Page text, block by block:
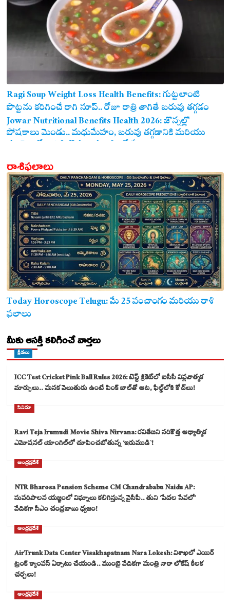
Ragi Soup Weight Loss Health Benefits: గుట్టలాంటి
పొట్టను కరిగించే రాగి సూప్.. రోజూ రాత్రి తాగితే బరువు తగ్గడం
ఖాయం!
Jowar Nutritional Benefits Health 2026: జొన్నల్లో
పోషకాలు మెండు.. మధుమేహం, బరువు తగ్గడానికి మరియు
గుండె ఆరోగ్యానికి జొన్న అన్నం ఎంతో మేలు!
రాశిఫలాలు
Today Horoscope Telugu: మే 25 పంచాంగం మరియు రాశి
ఫలాలు
మీకు ఆసక్తి కలిగించే వార్తలు
క్రీడలు
ICC Test Cricket Pink Ball Rules 2026: టెస్ట్ క్రికెట్‌లో ఐసీసీ విప్లవాత్మక
మార్పులు.. మసక వెలుతురు ఉంటే పింక్ బాల్‌తో ఆట, ఫీల్డ్‌లోకి కోచ్‌లు!
సినిమా
Ravi Teja Irumudi Movie Shiva Nirvana: రవితేజని సరికొత్త ఆధ్యాత్మిక
ఎమోషనల్ యాంగిల్‌లో చూపించబోతున్న ‘ఇరుముడి`!
ఆంధ్రప్రదేశ్
NTR Bharosa Pension Scheme CM Chandrababu Naidu AP:
సుపరిపాలన యజ్ఞంలో విఘ్నాలు కలిగిస్తున్న వైసీపీ.. తుని ‘పేదల సేవలో’
వేదికగా సీఎం చంద్రబాబు ధ్వజం!
ఆంధ్రప్రదేశ్
AirTrunk Data Center Visakhapatnam Nara Lokesh: విశాఖలో ఎయిర్
ట్రంక్ క్యాంపస్ ఏర్పాటు చేయండి.. ముంబై వేదికగా మంత్రి నారా లోకేష్ కీలక
చర్చలు!
ఆంధ్రప్రదేశ్